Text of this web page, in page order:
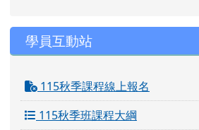
學員互動站
115秋季課程線上報名
115秋季班課程大綱